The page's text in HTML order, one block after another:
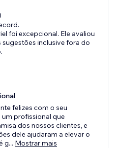
foi excepcional. Ele avaliou
sugestões inclusive fora do
felizes com o seu
profissional que
dos nossos clientes, e
dele ajudaram a elevar o
g... Mostrar mais